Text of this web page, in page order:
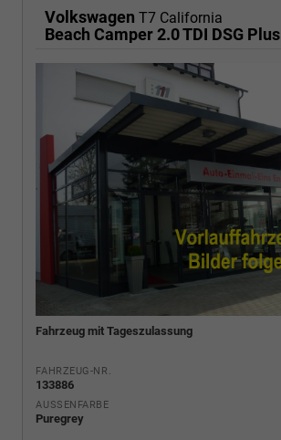
Volkswagen T7 California
Beach Camper 2.0 TDI DSG Plus
Fahrzeug mit Tageszulassung
FAHRZEUG-NR.
133886
AUSSENFARBE
Puregrey